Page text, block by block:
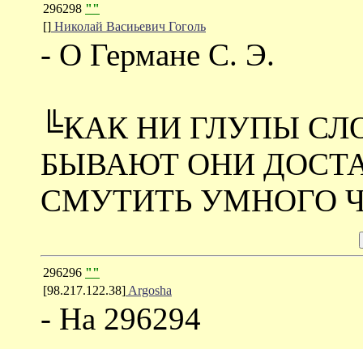
296298 ""
[] Николай Васиьевич Гоголь
- О Германе С. Э.
╚КАК НИ ГЛУПЫ
БЫВАЮТ ОНИ
СМУТИТЬ УМНОГО
296296 ""
[98.217.122.38] Argosha
- На 296294